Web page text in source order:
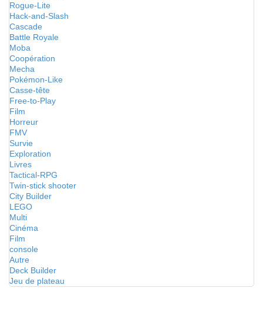
Rogue-Lite
Hack-and-Slash
Cascade
Battle Royale
Moba
Coopération
Mecha
Pokémon-Like
Casse-tête
Free-to-Play
Film
Horreur
FMV
Survie
Exploration
Livres
Tactical-RPG
Twin-stick shooter
City Builder
LEGO
Multi
Cinéma
Film
console
Autre
Deck Builder
Jeu de plateau